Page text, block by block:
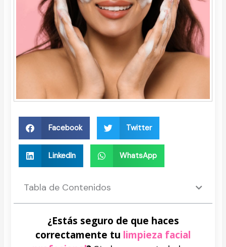
Facebook Twitter
LinkedIn WhatsApp
Tabla de Contenidos
¿Estás seguro de que haces
correctamente tu limpieza facial